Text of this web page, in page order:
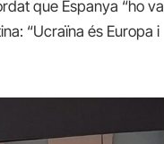
que Espanya “ho va
“Ucraïna és Europa i